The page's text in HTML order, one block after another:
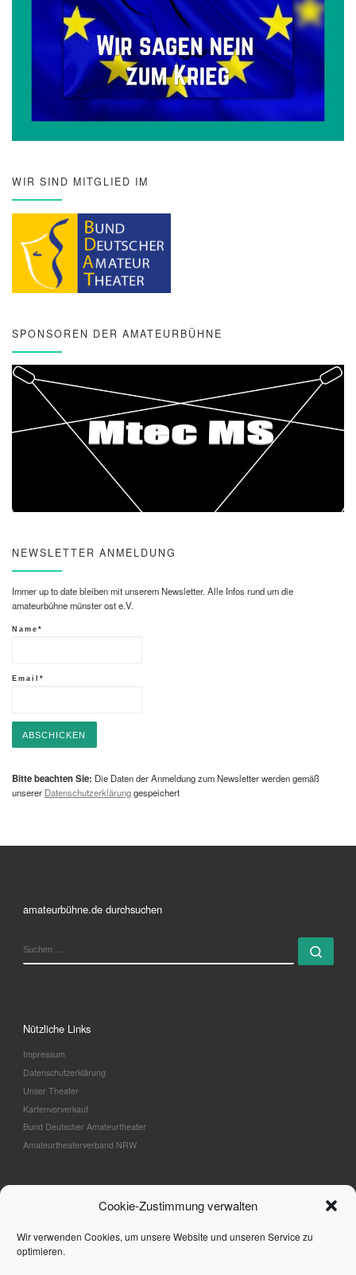
Cookie-Zustimmung verwalten
Wir verwenden Cookies, um unsere Website und unseren Service zu
optimieren.
WIR SIND MITGLIED IM
SPONSOREN DER AMATEURBÜHNE
NEWSLETTER ANMELDUNG
Immer up to date bleiben mit unserem Newsletter. Alle Infos rund um die
amateurbühne münster ost e.V.
Name*
Email*
Bitte beachten Sie: Die Daten der Anmeldung zum Newsletter werden gemäß
unserer Datenschutzerklärunggespeichert
amateurbühne.de durchsuchen
Nützliche Links
Impressum
Datenschutzerklärung
Unser Theater
Kartenvorverkauf
Bund Deutscher Amateurtheater
Amateurtheaterverband NRW
Anmelden
Eintrags-Feed